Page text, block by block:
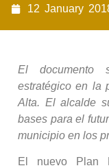
12 January
El documento
estratégico en la
Alta. El alcalde
bases para el
municipio en los
El nuevo Plan